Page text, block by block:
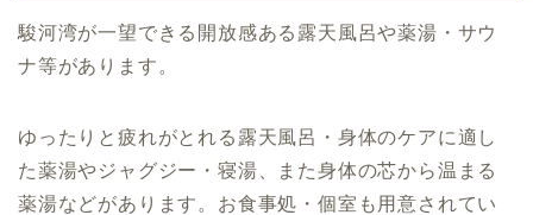
駿河湾が一望できる開放感ある露天風呂や薬湯・サウ
ナ等があります。
ゆったりと疲れがとれる露天風呂・身体のケアに適し
た薬湯やジャグジー・寝湯、また身体の芯から温まる
薬湯などがあります。お食事処・個室も用意されてい